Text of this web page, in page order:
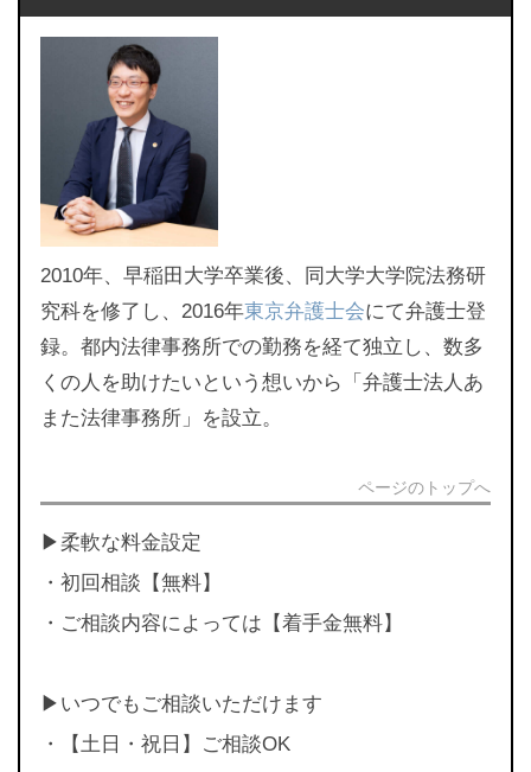
2010年、早稲田大学卒業後、同大学大学院法務研
究科を修了し、2016年東京弁護士会にて弁護士登
録。都内法律事務所での勤務を経て独立し、数多
くの人を助けたいという想いから「弁護士法人あ
また法律事務所」を設立。
ページのトップへ
▶︎柔軟な料金設定
・初回相談【無料】
・ご相談内容によっては【着手金無料】
▶︎いつでもご相談いただけます
・【土日・祝日】ご相談OK